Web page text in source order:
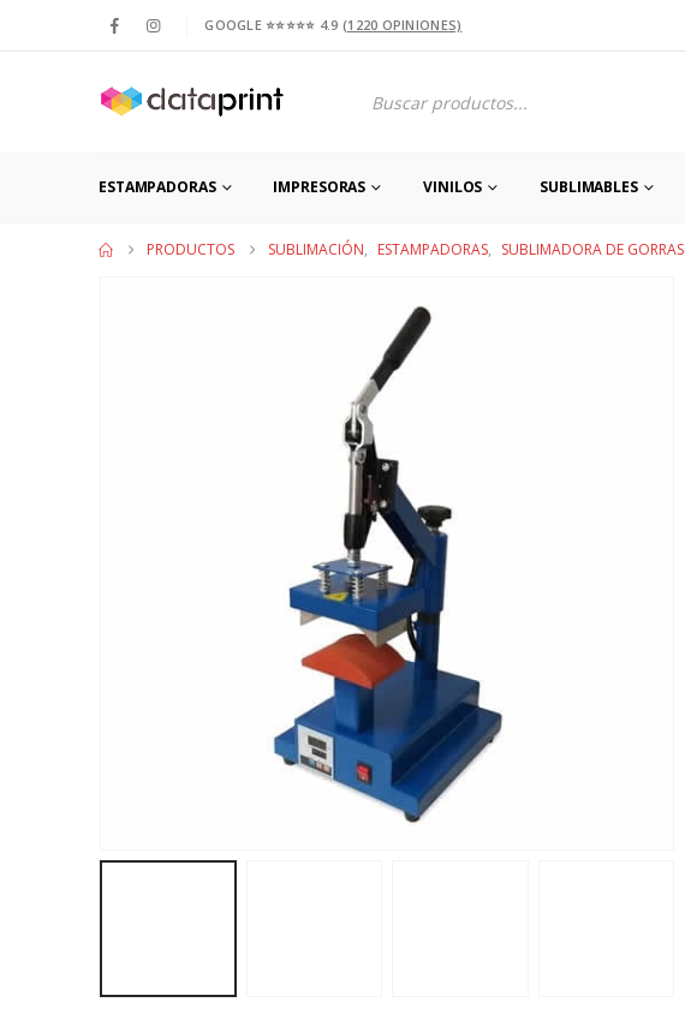
GOOGLE ⭐⭐⭐⭐⭐ 4.9 (1220 OPINIONES)
search
ESTAMPADORAS IMPRESORAS VINILOS SUBLIMABLES
PRODUCTOS SUBLIMACIÓN, ESTAMPADORAS, SUBLIMADORA DE GORRAS